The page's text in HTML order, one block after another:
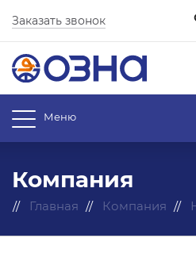
Заказать звонок
Меню
Компания
Главная Компания